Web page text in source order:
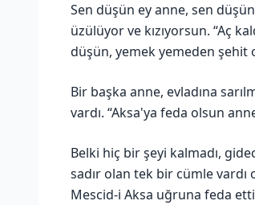
Sen düşün ey anne, sen
üzülüyor ve kızıyorsun. “Aç
düşün, yemek yemeden şehit
Bir başka anne, evladına
vardı. “Aksa'ya feda olsun
Belki hiç bir şeyi kalmadı,
sadır olan tek bir cümle vardı
Mescid-i Aksa uğruna feda